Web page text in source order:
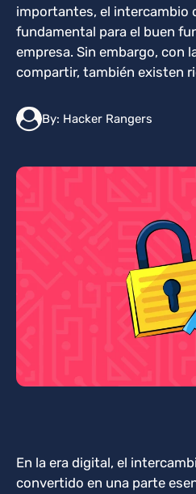
importantes, el intercambio
fundamental para el buen
empresa. Sin embargo, con
compartir, también existen
By: Hacker Rangers
En la era digital, el
convertido en una parte